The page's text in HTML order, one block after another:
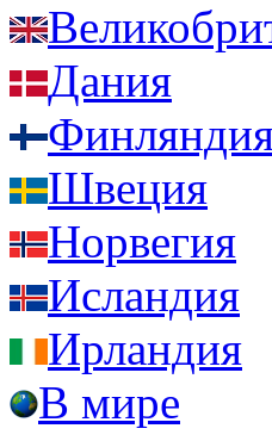
Дания
Швеция
Норвегия
Исландия
Ирландия
В мире